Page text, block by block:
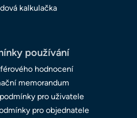
kalkulačka
používání
hodnocení
memorandum
pro uživatele
pro objednatele